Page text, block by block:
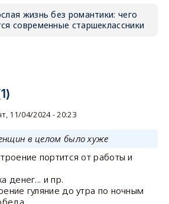
жизнь без романтики: чего
современные старшеклассники
11/04/2024 - 20:23
в целом было хуже
портится от работы и
денег... и пр.
гуляние до утра по ночным